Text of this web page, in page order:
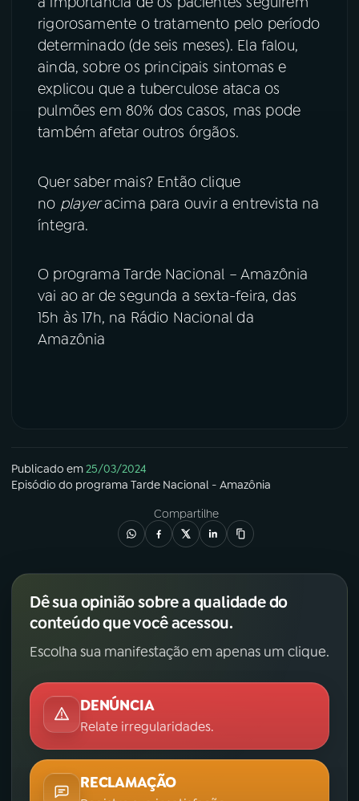
rigorosamente o tratamento pelo período
determinado (de seis meses). Ela falou,
ainda, sobre os principais sintomas e
explicou que a tuberculose ataca os
pulmões em 80% dos casos, mas pode
também afetar outros órgãos.
Quer saber mais? Então clique
no playeracima para ouvir a entrevista na
íntegra.
O programa Tarde Nacional – Amazônia
vai ao ar de segunda a sexta-feira, das
15h às 17h, na Rádio Nacional da
Amazônia
Publicado em25/03/2024
Episódio do programa Tarde Nacional - Amazônia
Compartilhe
Dê sua opinião sobre a qualidade do
conteúdo que você acessou.
Escolha sua manifestação em apenas um clique.
DENÚNCIA
Relate irregularidades.
RECLAMAÇÃO